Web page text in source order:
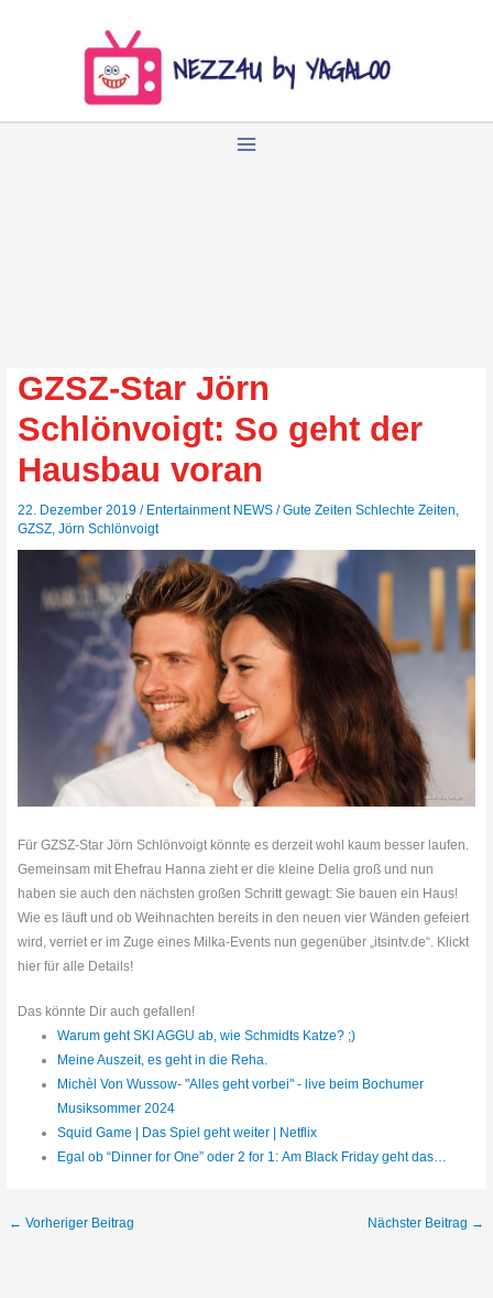
GZSZ-Star Jörn
Schlönvoigt: So geht der
Hausbau voran
22. Dezember 2019/ Entertainment NEWS /Gute Zeiten Schlechte Zeiten
GZSZ ,Jörn Schlönvoigt
Für GZSZ-Star Jörn Schlönvoigt könnte es derzeit wohl kaum besser laufen.
Gemeinsam mit Ehefrau Hanna zieht er die kleine Delia groß und nun
haben sie auch den nächsten großen Schritt gewagt: Sie bauen ein Haus!
Wie es läuft und ob Weihnachten bereits in den neuen vier Wänden gefeiert
wird, verriet er im Zuge eines Milka-Events nun gegenüber „itsintv.de“. Klickt
hier für alle Details!
Das könnte Dir auch gefallen!
Warum geht SKI AGGU ab, wie Schmidts Katze? ;)
Meine Auszeit, es geht in die Reha.
Michèl Von Wussow- "Alles geht vorbei" - live beim Bochumer
Musiksommer 2024
Squid Game | Das Spiel geht weiter | Netflix
Egal ob “Dinner for One” oder 2 for 1: Am Black Friday geht das…
← Vorheriger Beitrag Nächster Beitrag →